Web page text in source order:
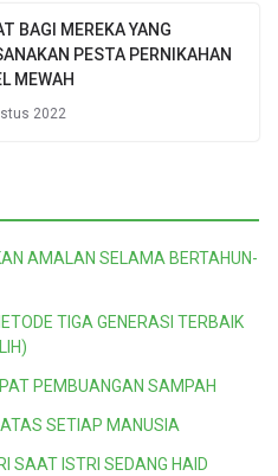
BAGI MEREKA YANG
PESTA PERNIKAHAN
MEWAH
2022
AMALAN SELAMA BERTAHUN-
TIGA GENERASI TERBAIK
PEMBUANGAN SAMPAH
SETIAP MANUSIA
SAAT ISTRI SEDANG HAID